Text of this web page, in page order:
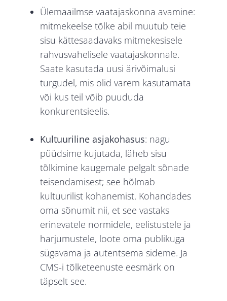
Ülemaailmse vaatajaskonna avamine:
mitmekeelse tõlke abil muutub teie
sisu kättesaadavaks mitmekesisele
rahvusvahelisele vaatajaskonnale.
Saate kasutada uusi ärivõimalusi
turgudel, mis olid varem kasutamata
või kus teil võib puududa
konkurentsieelis.
Kultuuriline asjakohasus: nagu
püüdsime kujutada, läheb sisu
tõlkimine kaugemale pelgalt sõnade
teisendamisest; see hõlmab
kultuurilist kohanemist. Kohandades
oma sõnumit nii, et see vastaks
erinevatele normidele, eelistustele ja
harjumustele, loote oma publikuga
sügavama ja autentsema sideme. Ja
CMS-i tõlketeenuste eesmärk on
täpselt see.